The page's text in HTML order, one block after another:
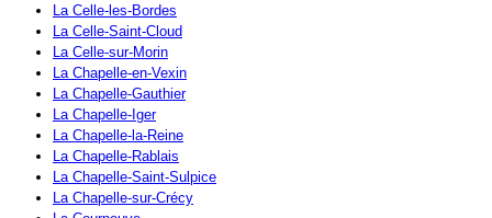
La Celle-les-Bordes
La Celle-Saint-Cloud
La Celle-sur-Morin
La Chapelle-en-Vexin
La Chapelle-Gauthier
La Chapelle-Iger
La Chapelle-la-Reine
La Chapelle-Rablais
La Chapelle-Saint-Sulpice
La Chapelle-sur-Crécy